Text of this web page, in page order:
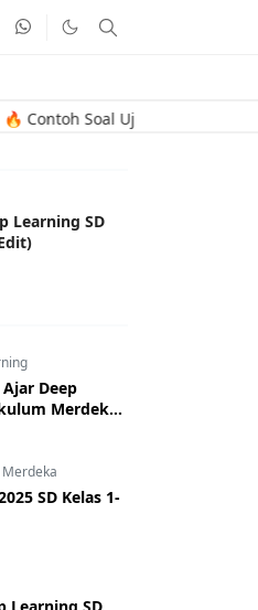
Uji Kompetensi Kenaikan
Learning SD
Deep
Merdeka
SD Kelas 1-